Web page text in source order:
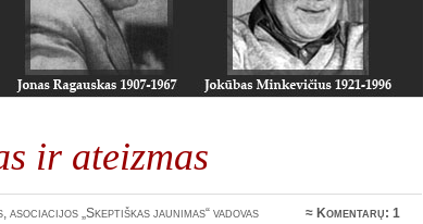
ir ateizmas
„Skeptiškas jaunimas“ vadovas ≈ Komentarų: 1